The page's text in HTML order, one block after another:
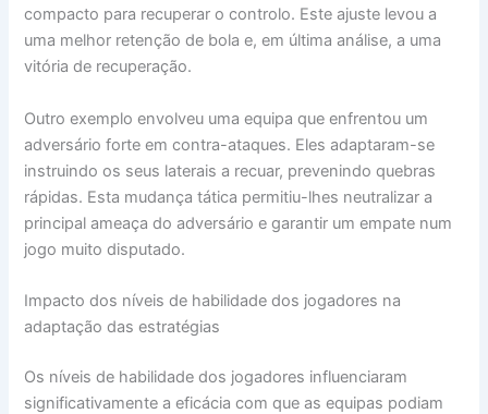
compacto para recuperar o controlo. Este ajuste levou a
uma melhor retenção de bola e, em última análise, a uma
vitória de recuperação.
Outro exemplo envolveu uma equipa que enfrentou um
adversário forte em contra-ataques. Eles adaptaram-se
instruindo os seus laterais a recuar, prevenindo quebras
rápidas. Esta mudança tática permitiu-lhes neutralizar a
principal ameaça do adversário e garantir um empate num
jogo muito disputado.
Impacto dos níveis de habilidade dos jogadores na
adaptação das estratégias
Os níveis de habilidade dos jogadores influenciaram
significativamente a eficácia com que as equipas podiam